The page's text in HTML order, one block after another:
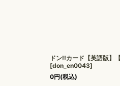
ドン!!カード【英語版】
[don_en0043]
0円(税込)